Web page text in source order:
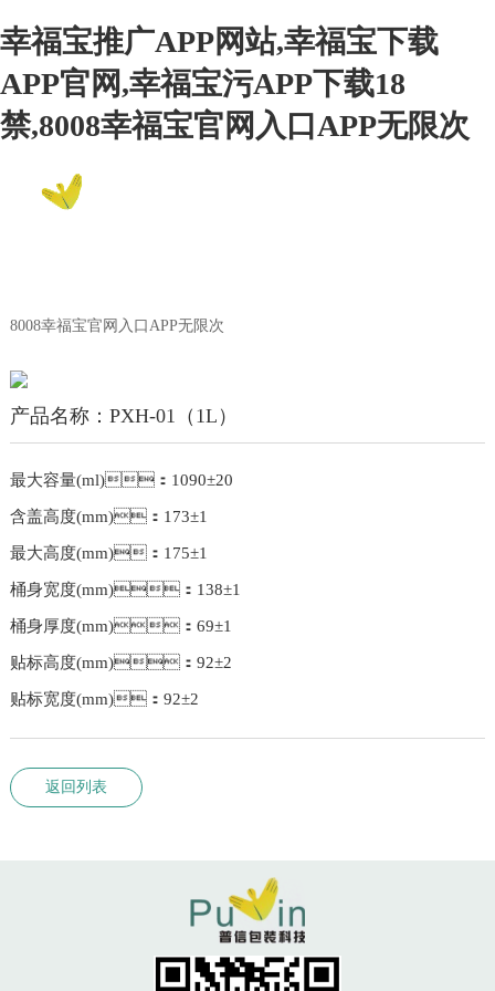
幸福宝推广APP网站,幸福宝下载
APP官网,幸福宝污APP下载18
禁,8008幸福宝官网入口APP无限次
8008幸福宝官网入口APP无限次
产品名称：PXH-01（1L）
最大容量(ml)：1090±20
含盖高度(mm)：173±1
最大高度(mm)：175±1
桶身宽度(mm)：138±1
桶身厚度(mm)：69±1
贴标高度(mm)：92±2
贴标宽度(mm)：92±2
返回列表